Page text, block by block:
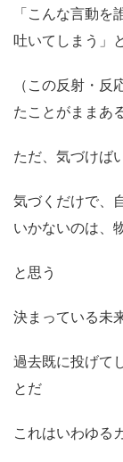
「こんな言動
吐いてしまう」
（この反射・
たことがままある
ただ、気づけば
気づくだけで、
いかないのは、
と思う
決まっている未
過去既に投げて
とだ
これはいわゆる